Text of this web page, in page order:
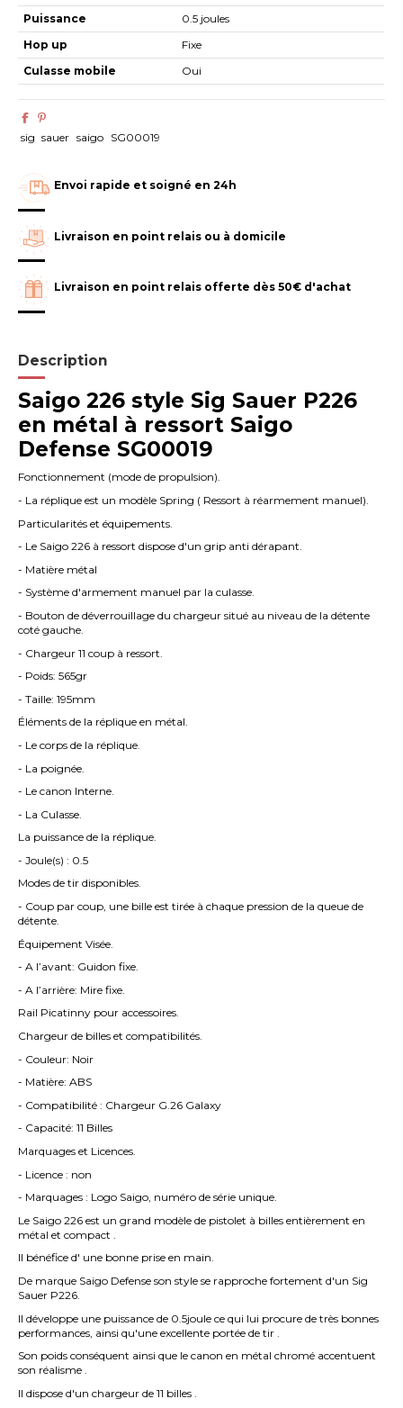
Puissance
0.5 joules
Hop up
Fixe
Culasse mobile
Oui
sig sauer saigo SG00019
Envoi rapide et soigné en 24h
Livraison en point relais ou à domicile
Livraison en point relais offerte dès 50€ d'achat
Description
Saigo 226 style Sig Sauer P226
en métal à ressort Saigo
Defense SG00019
Fonctionnement (mode de propulsion).
- La réplique est un modèle Spring ( Ressort à réarmement manuel).
Particularités et équipements.
- Le Saigo 226 à ressort dispose d'un grip anti dérapant.
- Matière métal
- Système d'armement manuel par la culasse.
- Bouton de déverrouillage du chargeur situé au niveau de la détente
coté gauche.
- Chargeur 11 coup à ressort.
- Poids: 565gr
- Taille: 195mm
Éléments de la réplique en métal.
- Le corps de la réplique.
- La poignée.
- Le canon Interne.
- La Culasse.
La puissance de la réplique.
- Joule(s) : 0.5
Modes de tir disponibles.
- Coup par coup, une bille est tirée à chaque pression de la queue de
détente.
Équipement Visée.
- A l’avant: Guidon fixe.
- A l’arrière: Mire fixe.
Rail Picatinny pour accessoires.
Chargeur de billes et compatibilités.
- Couleur: Noir
- Matière: ABS
- Compatibilité : Chargeur G.26 Galaxy
- Capacité: 11 Billes
Marquages et Licences.
- Licence : non
- Marquages : Logo Saigo, numéro de série unique.
Le Saigo 226 est un grand modèle de pistolet à billes entièrement en
métal et compact .
Il bénéfice d' une bonne prise en main.
De marque Saigo Defense son style se rapproche fortement d'un Sig
Sauer P226.
Il développe une puissance de 0.5joule ce qui lui procure de très bonnes
performances, ainsi qu'une excellente portée de tir .
Son poids conséquent ainsi que le canon en métal chromé accentuent
son réalisme .
Il dispose d'un chargeur de 11 billes .